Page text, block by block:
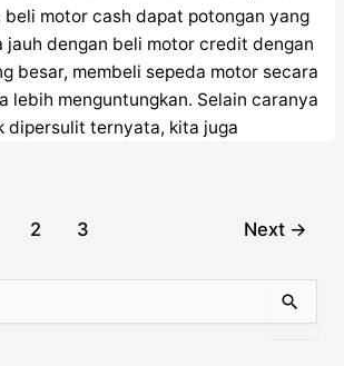
beli motor cash dapat potongan yang
jauh dengan beli motor credit dengan
besar, membeli sepeda motor secara
lebih menguntungkan. Selain caranya
dipersulit ternyata, kita juga
2 3 Next →